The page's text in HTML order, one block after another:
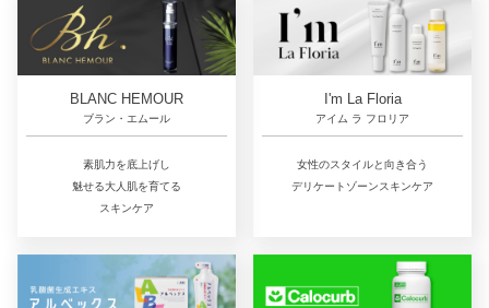
BLANC HEMOUR
ブラン・エムール
素肌力を底上げし
魅せる大人肌を育てる
スキンケア
I'm La Floria
アイム ラ フロリア
女性のスタイルと向き合う
デリケートゾーンスキンケア